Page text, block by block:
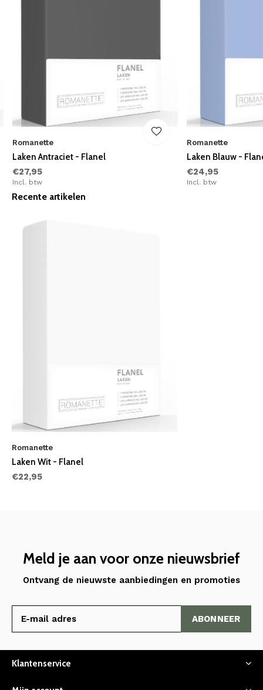
Romanette
Laken Antraciet - Flanel
€27,95
Incl. btw
Romanette
Laken Blauw -
€24,95
Incl. btw
Recente artikelen
Romanette
Laken Wit - Flanel
€22,95
Meld je aan voor onze nieuwsbrief
Ontvang de nieuwste aanbiedingen en promoties
ABONNEER
Klantenservice